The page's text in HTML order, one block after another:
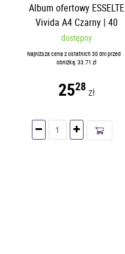
Album ofertowy ESSELTE
Vivida A4 Czarny | 40
koszulek
dostępny
Najniższa cena z ostatnich 30 dni przed
obniżką: 33.71 zł
2528zł